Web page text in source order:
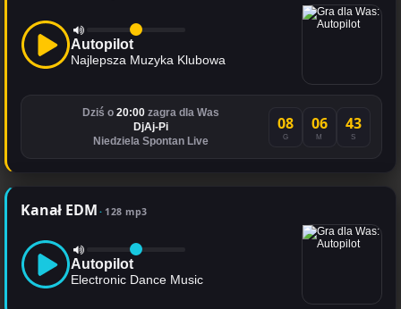
Autopilot
Najlepsza Muzyka Klubowa
Dziś o 20:00zagra dla Was
DjAj-Pi
Niedziela Spontan Live
08
G
06
M
42
S
Kanał EDM 128 mp3
Autopilot
Electronic Dance Music